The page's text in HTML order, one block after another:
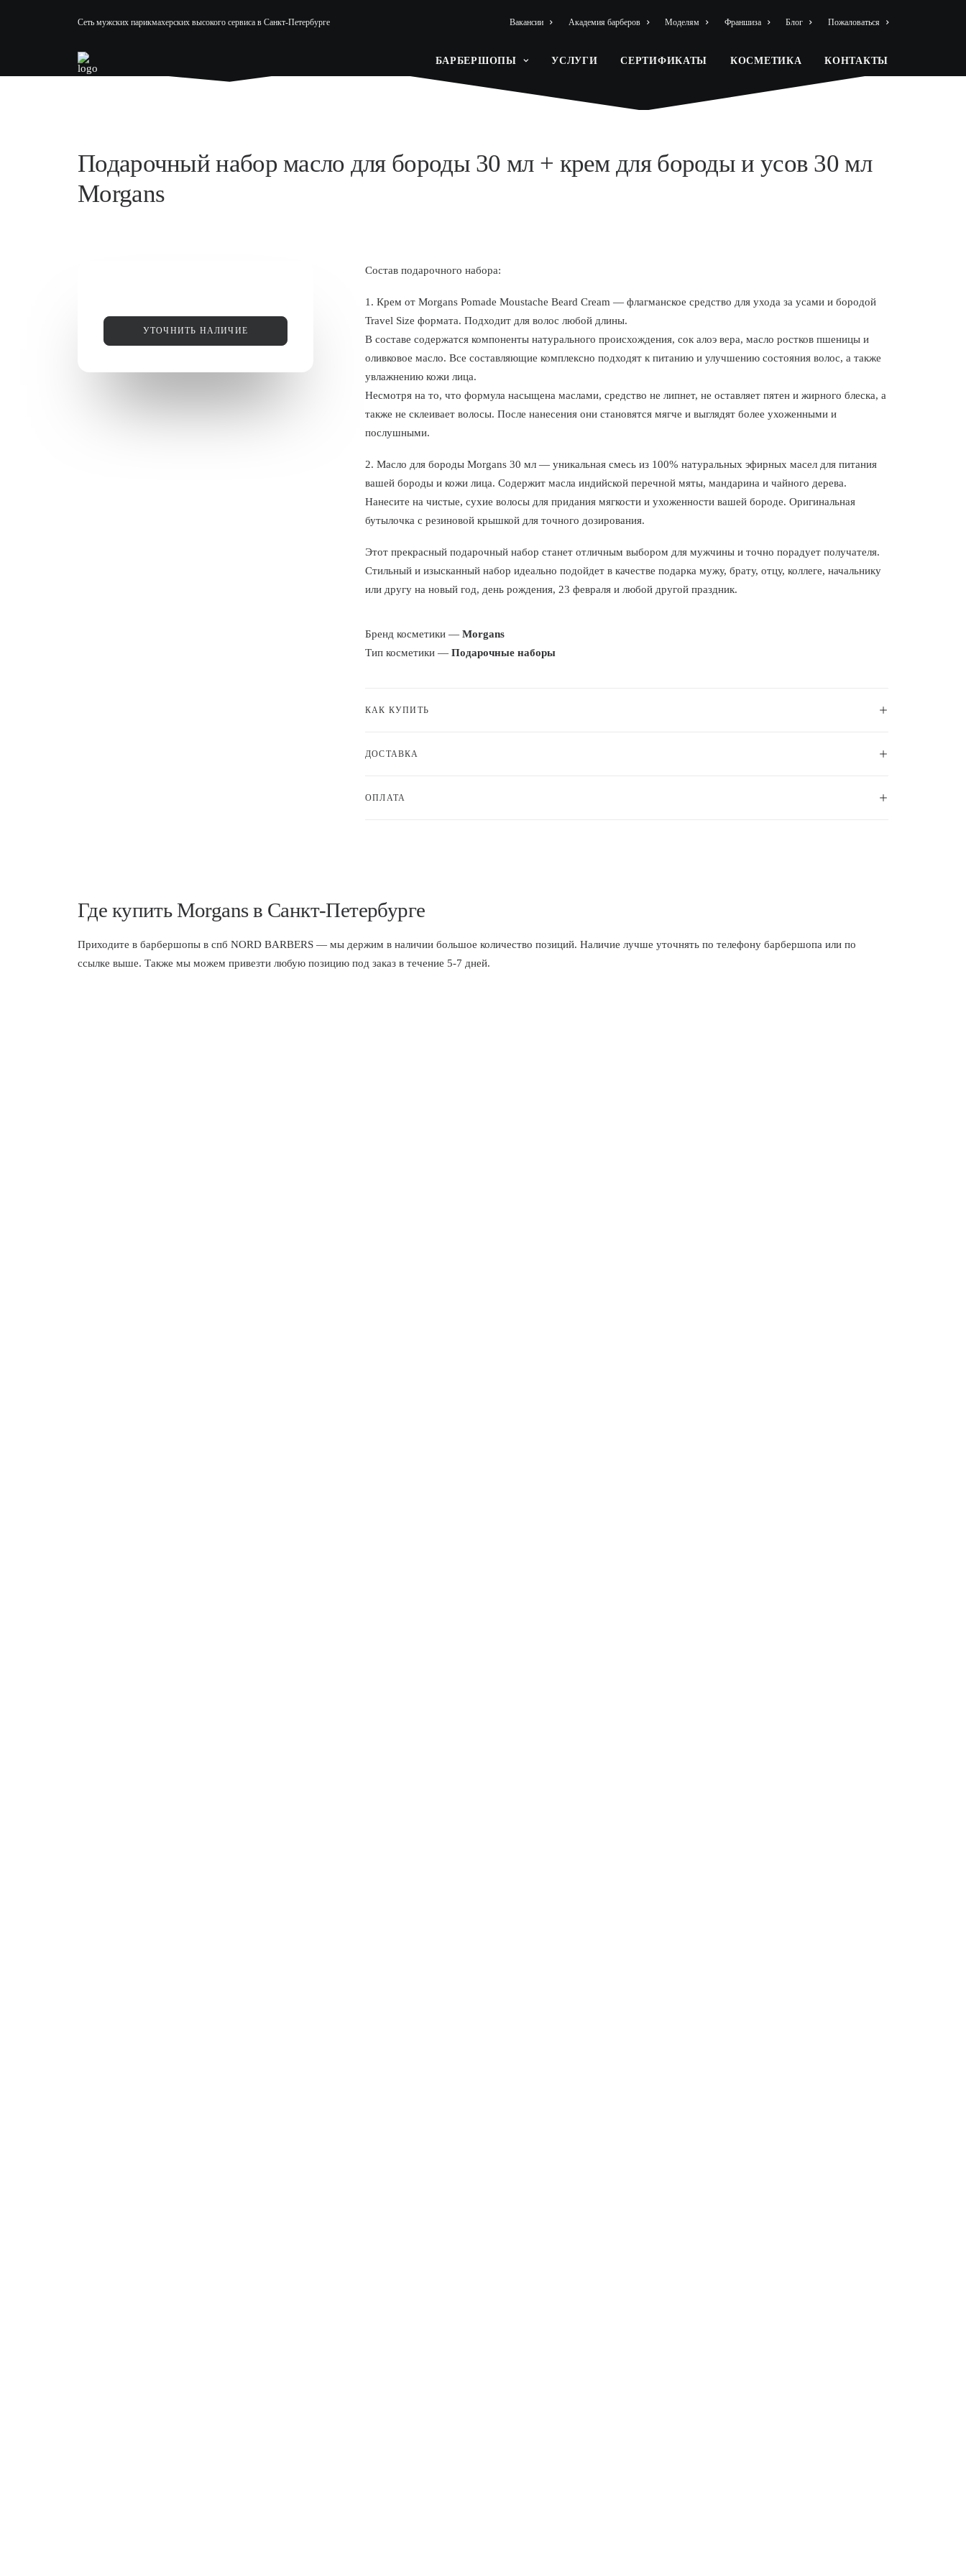
Сеть мужских парикмахерских высокого сервиса в Санкт-Петербурге Вакансии Академия барберов Моделям Франшиза Блог Пожаловаться
БАРБЕРШОПЫ УСЛУГИ СЕРТИФИКАТЫ КОСМЕТИКА КОНТАКТЫ
Подарочный набор масло для бороды 30 мл + крем для бороды и усов 30 мл
Morgans
УТОЧНИТЬ НАЛИЧИЕ
Состав подарочного набора:
1. Крем от Morgans Pomade Moustache Beard Cream — флагманское средство для ухода за усами и бородой
Travel Size формата. Подходит для волос любой длины.
В составе содержатся компоненты натурального происхождения, сок алоэ вера, масло ростков пшеницы и
оливковое масло. Все составляющие комплексно подходят к питанию и улучшению состояния волос, а также
увлажнению кожи лица.
Несмотря на то, что формула насыщена маслами, средство не липнет, не оставляет пятен и жирного блеска, а
также не склеивает волосы. После нанесения они становятся мягче и выглядят более ухоженными и
послушными.
2. Масло для бороды Morgans 30 мл — уникальная смесь из 100% натуральных эфирных масел для питания
вашей бороды и кожи лица. Содержит масла индийской перечной мяты, мандарина и чайного дерева.
Нанесите на чистые, сухие волосы для придания мягкости и ухоженности вашей бороде. Оригинальная
бутылочка с резиновой крышкой для точного дозирования.
Этот прекрасный подарочный набор станет отличным выбором для мужчины и точно порадует получателя.
Стильный и изысканный набор идеально подойдет в качестве подарка мужу, брату, отцу, коллеге, начальнику
или другу на новый год, день рождения, 23 февраля и любой другой праздник.
Бренд косметики — Morgans
Тип косметики — Подарочные наборы
КАК КУПИТЬ
ДОСТАВКА
ОПЛАТА
Где купить Morgans в Санкт-Петербурге
Приходите в барбершопы в спб NORD BARBERS — мы держим в наличии большое количество позиций. Наличие лучше уточнять по телефону барбершопа или по
ссылке выше. Также мы можем привезти любую позицию под заказ в течение 5-7 дней.